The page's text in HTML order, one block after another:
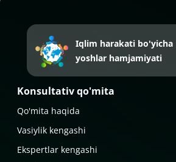
Iqlim harakati bo'yicha
yoshlar hamjamiyati
Konsultativ qo'mita
Qo'mita haqida
Vasiylik kengashi
Ekspertlar kengashi